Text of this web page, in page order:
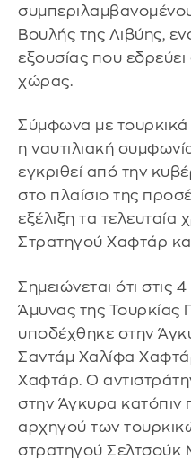
Βουλής της Λιβύης,
εξουσίας που
χώρας.
Σύμφωνα με
η ναυτιλιακή
εγκριθεί από την
στο πλαίσιο της
εξέλιξη τα τελευταία
Στρατηγού Χαφτάρ
Σημειώνεται ότι στις
Άμυνας της Τουρκίας
υποδέχθηκε στην
Σαντάμ Χαλίφα
Χαφτάρ. Ο
στην Άγκυρα κατόπιν
αρχηγού των
στρατηγού Σελτσούκ